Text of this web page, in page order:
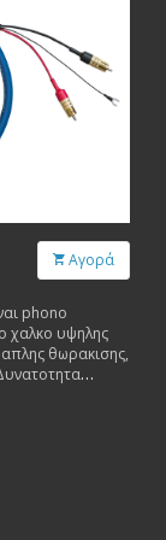
Αγορά
phono
χαλκο υψηλης
θωρακισης,
RCA, Cardas S-